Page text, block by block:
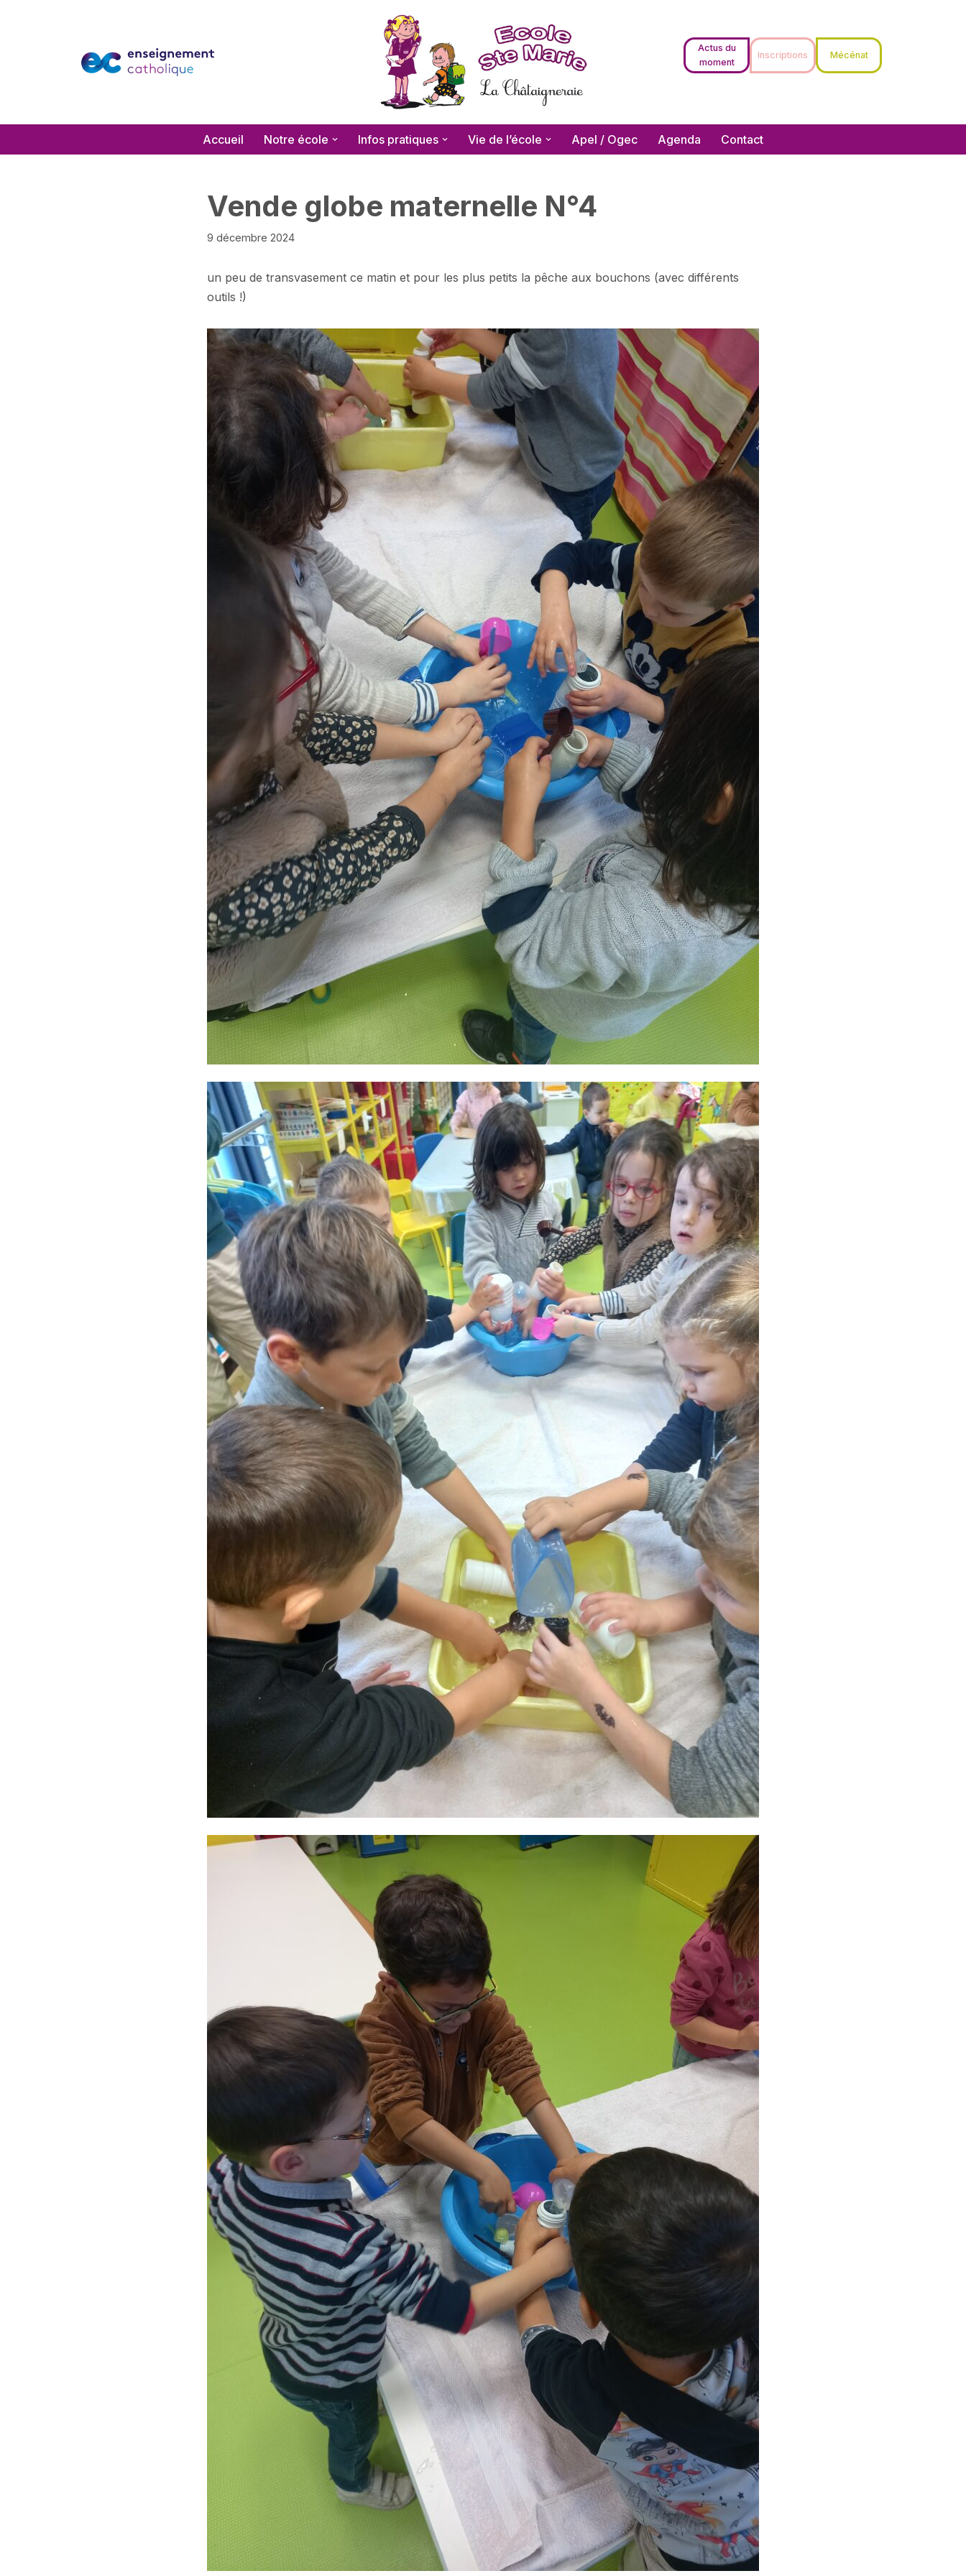
Actus du
moment
Inscriptions Mécénat
Accueil Notre école Infos pratiques Vie de l’école Apel / Ogec Agenda Contact
Vende globe maternelle N°4
9 décembre 2024
un peu de transvasement ce matin et pour les plus petits la pêche aux bouchons (avec différents
outils !)